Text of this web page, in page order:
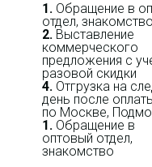
1. Обращение в
отдел, знакомство
2. Выставление
коммерческого
предложения с
разовой скидки
4. Отгрузка на
день после
по Москве,
1. Обращение в
оптовый отдел,
знакомство